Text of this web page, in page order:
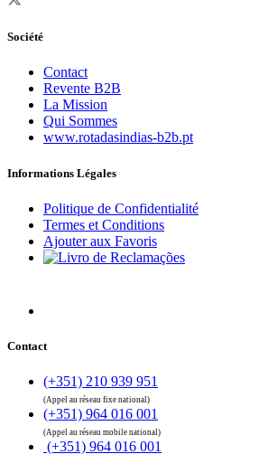
Société
Contact
Revente B2B
La Mission
Qui Sommes
www.rotadasindias-b2b.pt
Informations Légales
Politique de Confidentialité
Termes et Conditions
Ajouter aux Favoris
Contact
(+351) 210 939 951
(Appel au réseau fixe national)
(+351) 964 016 001
(Appel au réseau mobile national)
(+351) 964 016 001